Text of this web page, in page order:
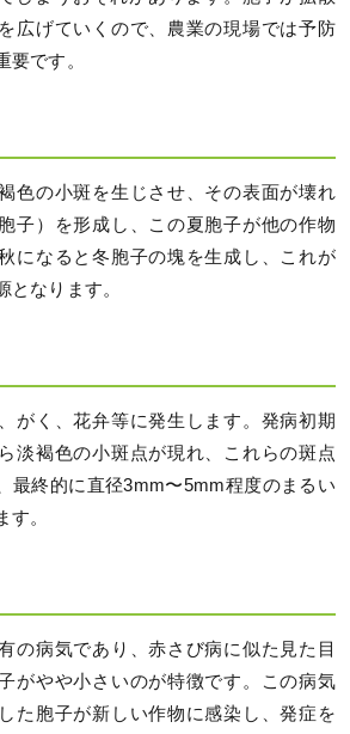
広げていくので、農業の現場では予防
要です。
色の小斑を生じさせ、その表面が壊れ
子）を形成し、この夏胞子が他の作物
になると冬胞子の塊を生成し、これが
となります。
がく、花弁等に発生します。発病初期
淡褐色の小斑点が現れ、これらの斑点
最終的に直径3mm〜5mm程度のまるい
す。
の病気であり、赤さび病に似た見た目
がやや小さいのが特徴です。この病気
た胞子が新しい作物に感染し、発症を